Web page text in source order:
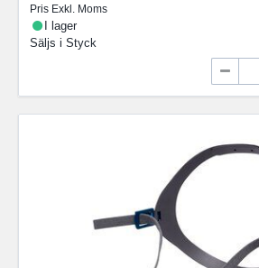
Pris Exkl. Moms
I lager
Säljs i Styck